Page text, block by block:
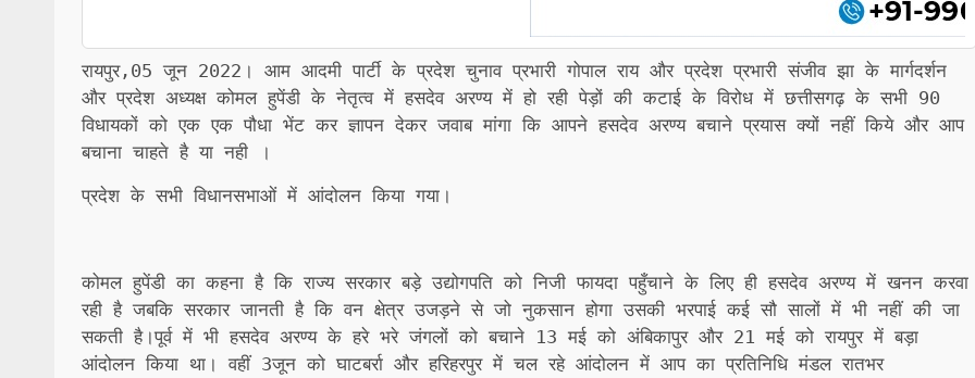
रायपुर,05 जून 2022। आम आदमी पार्टी के प्रदेश चुनाव प्रभारी गोपाल राय और प्रदेश प्रभारी संजीव झा के मार्गदर्शन
और प्रदेश अध्यक्ष कोमल हुपेंडी के नेतृत्व में हसदेव अरण्य में हो रही पेड़ों की कटाई के विरोध में छत्तीसगढ़ के सभी 90
विधायकों को एक एक पौधा भेंट कर ज्ञापन देकर जवाब मांगा कि आपने हसदेव अरण्य बचाने प्रयास क्यों नहीं किये और आप
बचाना चाहते है या नही ।
प्रदेश के सभी विधानसभाओं में आंदोलन किया गया।
कोमल हुपेंडी का कहना है कि राज्य सरकार बड़े उद्योगपति को निजी फायदा पहुँचाने के लिए ही हसदेव अरण्य में खनन करवा
रही है जबकि सरकार जानती है कि वन क्षेत्र उजड़ने से जो नुकसान होगा उसकी भरपाई कई सौ सालों में भी नहीं की जा
सकती है।पूर्व में भी हसदेव अरण्य के हरे भरे जंगलों को बचाने 13 मई को अंबिकापुर और 21 मई को रायपुर में बड़ा
आंदोलन किया था। वहीं 3जून को घाटबर्रा और हरिहरपुर में चल रहे आंदोलन में आप का प्रतिनिधि मंडल रातभर